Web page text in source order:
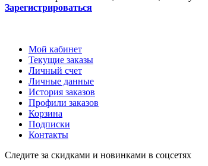
Зарегистрироваться
Мой кабинет
Текущие заказы
Личный счет
Личные данные
История заказов
Профили заказов
Корзина
Подписки
Контакты
Следите за скидками и новинками в соцсетях